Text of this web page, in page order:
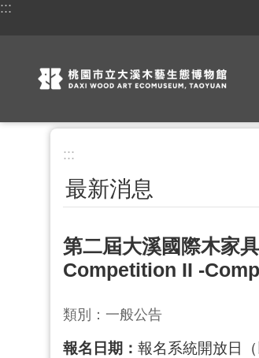
跳到主要內容區塊
:::
:::
最新消息
第二屆大溪國際木家
Competition II -
類別：一般公告
報名日期： 報名系統開放日